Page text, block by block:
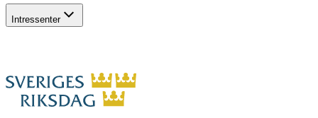
Intressenter